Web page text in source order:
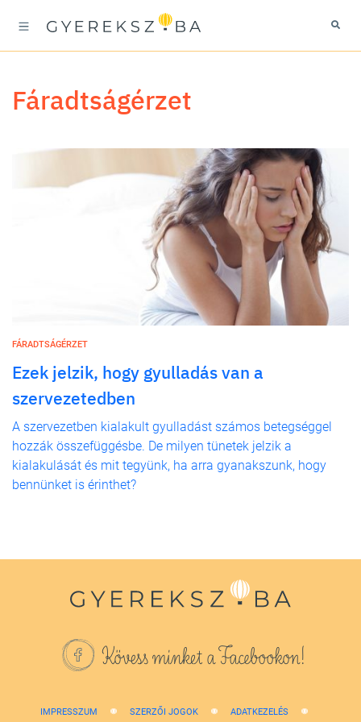
fáradtságérzet
FÁRADTSÁGÉRZET
Ezek jelzik, hogy gyulladás van a
szervezetedben
A szervezetben kialakult gyulladást számos betegséggel
hozzák összefüggésbe. De milyen tünetek jelzik a
kialakulását és mit tegyünk, ha arra gyanakszunk, hogy
bennünket is érinthet?
Kövess minket a Facebookon!
IMPRESSZUM SZERZŐI JOGOK ADATKEZELÉS